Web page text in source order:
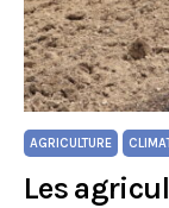
AGRICULTURE
Les